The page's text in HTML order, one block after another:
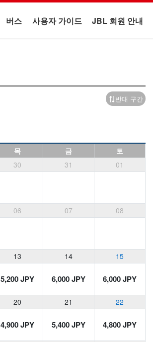
버스 사용자 가이드 JBL 회원 안내
반대 구간
목 금
토
30 31 01
06 07 08
13 14 15
5,200 JPY 6,000 JPY 6,000 JPY
20 21 22
4,900 JPY 5,400 JPY 4,800 JPY